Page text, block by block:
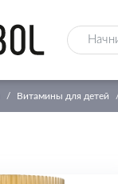
Витамины для детей